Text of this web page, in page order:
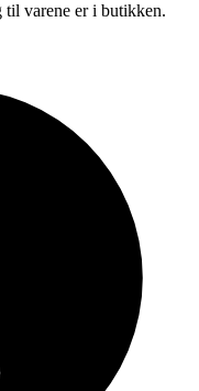
varene er i butikken.